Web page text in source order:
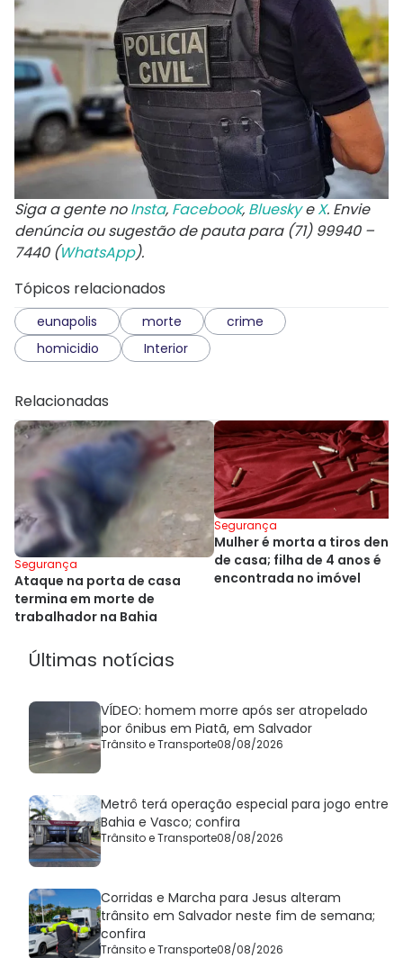
Siga a gente noInsta, Facebook, BlueskyeX. Envie
denúncia ou sugestão de pauta para (71) 99940 –
7440 (WhatsApp).
Tópicos relacionados
eunapolis morte
crime
homicidio
Interior
Relacionadas
Segurança
Ataque na porta de casa
termina em morte de
trabalhador na Bahia
Segurança
Mulher é morta a tiros
de casa; filha de 4 anos é
encontrada no imóvel
Últimas notícias
VÍDEO: homem morre após ser atropelado
por ônibus em Piatã, em Salvador
Trânsito e Transporte08/08/2026
Metrô terá operação especial para jogo entre
Bahia e Vasco; confira
Trânsito e Transporte08/08/2026
Corridas e Marcha para Jesus alteram
trânsito em Salvador neste fim de semana;
confira
Trânsito e Transporte08/08/2026